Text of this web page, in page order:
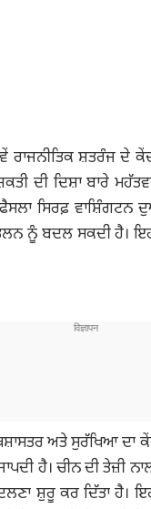
ਸ਼ਤਰੰਜ ਦੇ
ਦੀ ਦਿਸ਼ਾ ਬਾਰੇ
ਸਿਰਫ਼ ਵਾਸ਼ਿੰਗਟਨ
ਨੂੰ ਬਦਲ ਸਕਦੀ ਹੈ।
ਅਤੇ ਸੁਰੱਖਿਆ
ਹੈ। ਚੀਨ ਦੀ
ਸ਼ੁਰੂ ਕਰ ਦਿੱਤਾ